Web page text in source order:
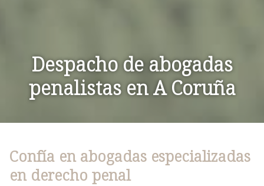
Despacho de abogadas
penalistas enA Coruña
Confía en abogadas especializadas
en derecho penal